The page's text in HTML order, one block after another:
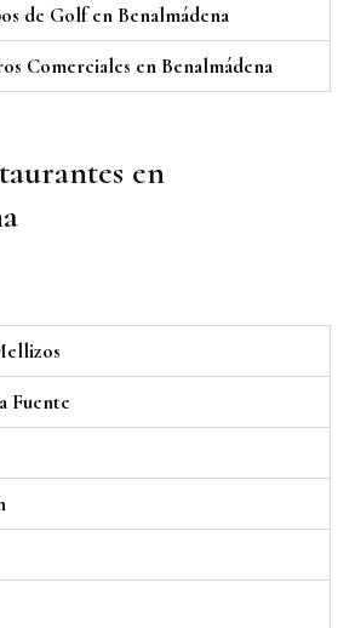
de Golf en Benalmádena
Comerciales en Benalmádena
en
Fuente